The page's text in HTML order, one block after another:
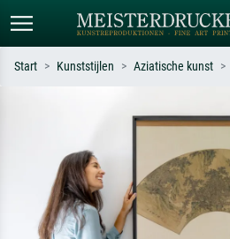
Zoek op kunstenaar, titel of stijl – bijv.
Monet, Sterrennacht, impressionisme,
Hokusai-golf, naakt.
Start Kunststijlen Aziatische kunst